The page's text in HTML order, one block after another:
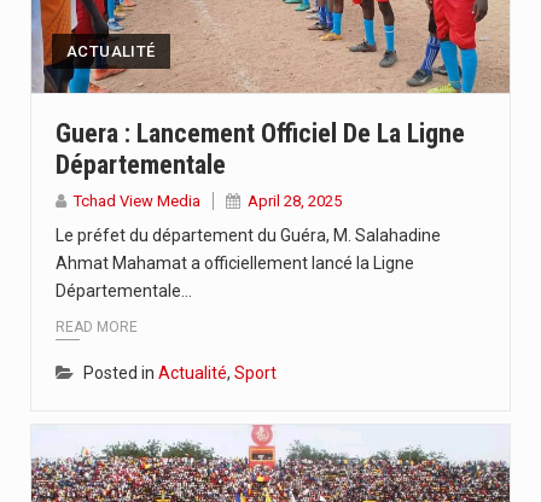
ACTUALITÉ
Guera : Lancement Officiel De La Ligne
Départementale
Tchad View Media April 28, 2025
Le préfet du département du Guéra, M. Salahadine
Ahmat Mahamat a officiellement lancé la Ligne
Départementale…
READ MORE
Posted in Actualité, Sport